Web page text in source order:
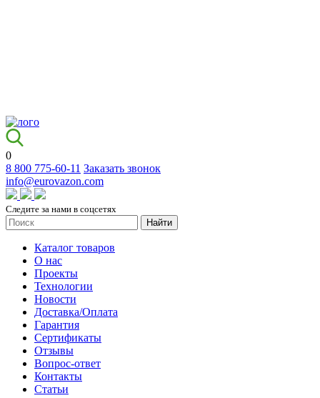
0
8 800 775-60-11 Заказать звонок
info@eurovazon.com
Следите за нами в соцсетях
Найти
Каталог товаров
О нас
Проекты
Технологии
Новости
Доставка/Оплата
Гарантия
Сертификаты
Отзывы
Вопрос-ответ
Контакты
Статьи